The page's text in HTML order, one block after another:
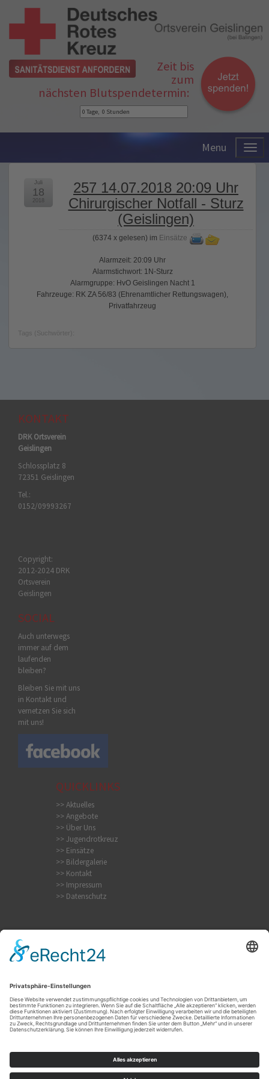
Zeit bis
zum
nächsten Blutspendetermin:
Menu
257 14.07.2018 20:09 Uhr
Chirurgischer Notfall - Sturz
(Geislingen)
(6374 x gelesen) im Einsätze
Juli
18
2018
Alarmzeit: 20:09 Uhr
Alarmstichwort: 1N-Sturz
Alarmgruppe: HvO Geislingen Nacht 1
Fahrzeuge: RK ZA 56/83 (Ehrenamtlicher Rettungswagen),
Privatfahrzeug
Tags (Suchwörter):
KONTAKT
DRK Ortsverein
Geislingen
Schlossplatz 8
72351 Geislingen
Tel.:
0152/09993267
Copyright:
2012-2024 DRK
Ortsverein
Geislingen
SOCIAL
Auch unterwegs
immer auf dem
laufenden
bleiben?
Bleiben Sie mit uns
in Kontakt und
vernetzen Sie sich
mit uns!
QUICKLINKS
>> Aktuelles
>> Angebote
>> Über Uns
>> Jugendrotkreuz
>> Einsätze
>> Bildergalerie
>> Kontakt
>> Impressum
>> Datenschutz
Internistischer Notfall